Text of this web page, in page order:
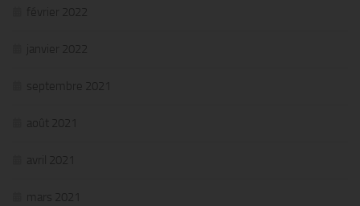
février 2022
janvier 2022
septembre 2021
août 2021
avril 2021
mars 2021